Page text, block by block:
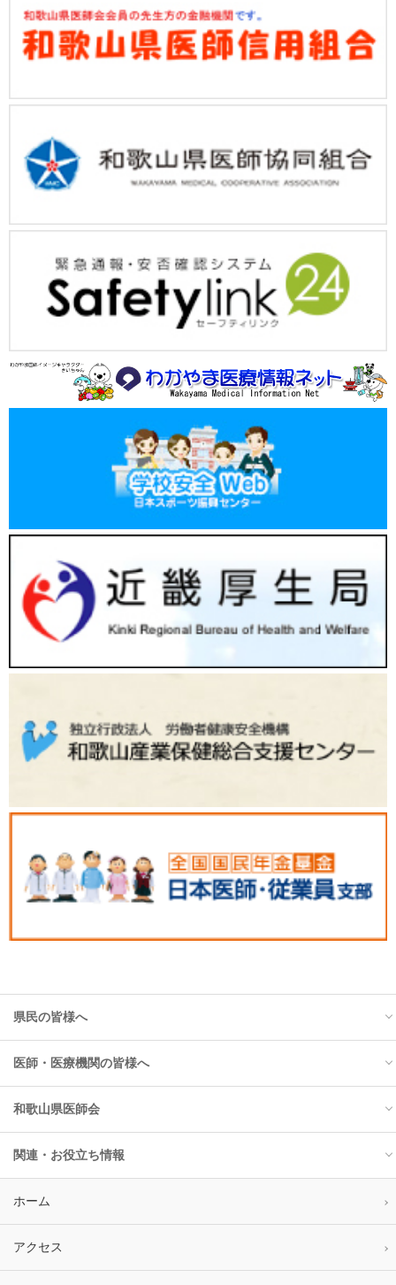
県民の皆様へ
トップ
お知らせ
インフルエンザ
花粉情報
予防接種情報
医師・医療機関の皆様へ
トップ
お知らせ
医師会入会のご案内
講習会・研修会
和歌山県医師会
トップ
会長挨拶
執行部発足にあたって
関連・お役立ち情報
学校安全web
県内医療機関情報
ホーム
アクセス